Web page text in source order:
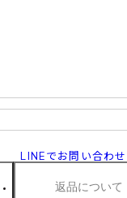
LINEでお問い合わせ
返品について